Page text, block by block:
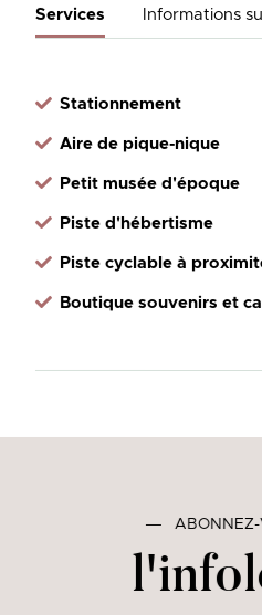
Services Informations
Stationnement
Aire de pique-nique
Petit musée d'époque
Piste d'hébertisme
Piste cyclable à
Boutique souvenirs et
―